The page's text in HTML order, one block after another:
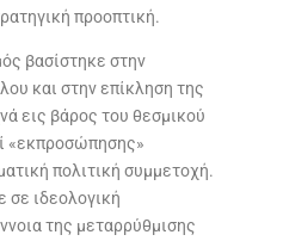
προοπτική.
βασίστηκε στην
και στην επίκληση της
εις βάρος του θεσμικού
«εκπροσώπησης»
πολιτική συμμετοχή.
σε ιδεολογική
της μεταρρύθμισης